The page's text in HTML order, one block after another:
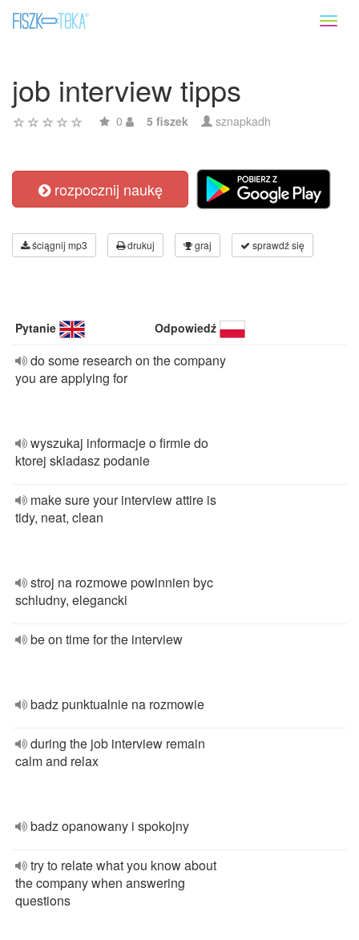
job interview tipps
0 5 fiszek sznapkadh
rozpocznij naukę
ściągnij mp3 drukuj graj sprawdź się
Pytanie Odpowiedź
do some research on the company
you are applying for
wyszukaj informacje o firmie do
ktorej skladasz podanie
make sure your interview attire is
tidy, neat, clean
stroj na rozmowe powinnien byc
schludny, elegancki
be on time for the interview
badz punktualnie na rozmowie
during the job interview remain
calm and relax
badz opanowany i spokojny
try to relate what you know about
the company when answering
questions